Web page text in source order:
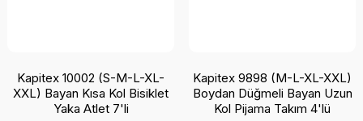
Kapitex 10002 (S-M-L-XL-
XXL) Bayan Kısa Kol Bisiklet
Yaka Atlet 7'li
Kapitex 9898 (M-L-XL-XXL)
Boydan Düğmeli Bayan Uzun
Kol Pijama Takım 4'lü